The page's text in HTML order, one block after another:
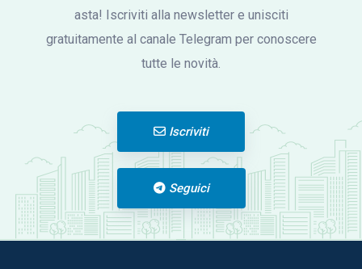
asta! Iscriviti alla newsletter e unisciti
gratuitamente al canale Telegram per conoscere
tutte le novità.
Iscriviti
Seguici